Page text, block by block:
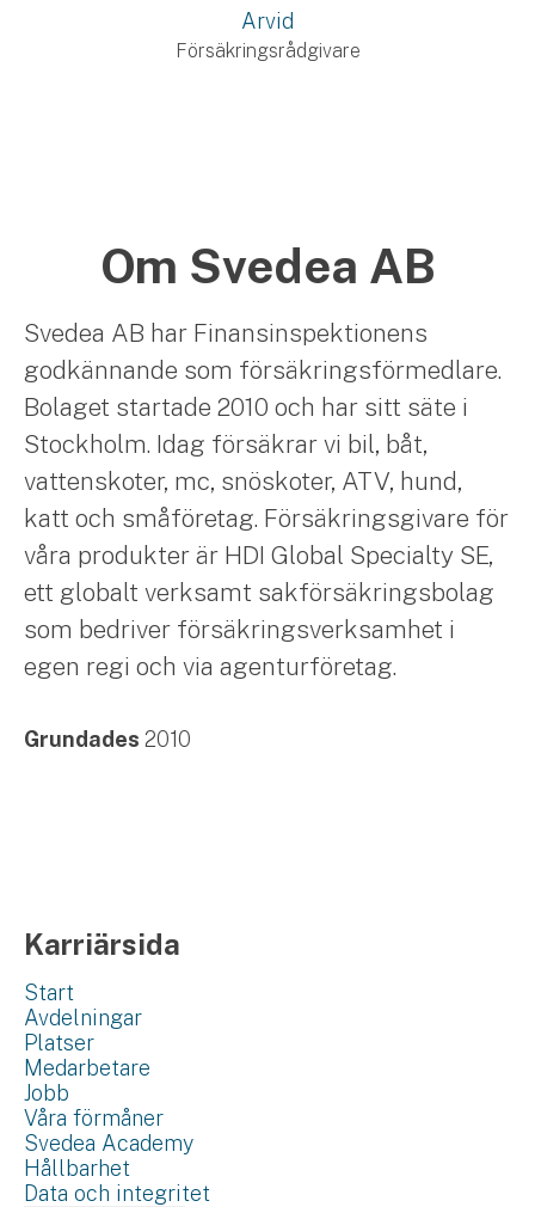
Arvid
Försäkringsrådgivare
Om Svedea AB
Svedea AB har Finansinspektionens
godkännande som försäkringsförmedlare.
Bolaget startade 2010 och har sitt säte i
Stockholm. Idag försäkrar vi bil, båt,
vattenskoter, mc, snöskoter, ATV, hund,
katt och småföretag. Försäkringsgivare för
våra produkter är HDI Global Specialty SE,
ett globalt verksamt sakförsäkringsbolag
som bedriver försäkringsverksamhet i
egen regi och via agenturföretag.
Grundades 2010
Karriärsida
Start
Avdelningar
Platser
Medarbetare
Jobb
Våra förmåner
Svedea Academy
Hållbarhet
Data och integritet